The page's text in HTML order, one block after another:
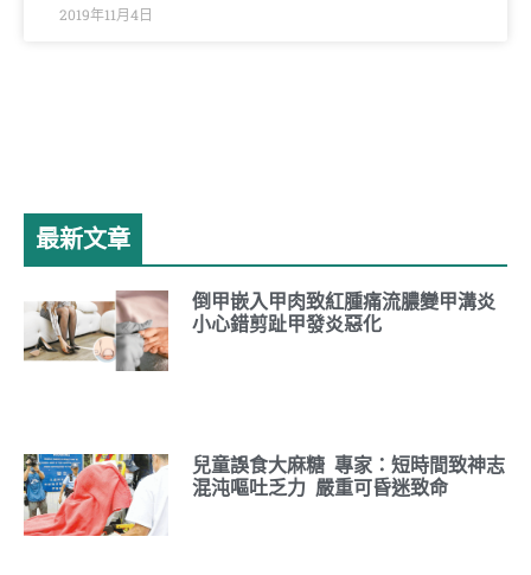
2019年11月4日
最新文章
倒甲嵌入甲肉致紅腫痛流膿變甲溝炎
小心錯剪趾甲發炎惡化
兒童誤食大麻糖 專家：短時間致神志
混沌嘔吐乏力 嚴重可昏迷致命